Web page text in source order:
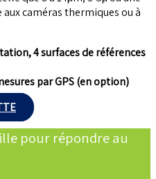
caméras thermiques ou à
4 surfaces de références
par GPS (en option)
pour répondre au